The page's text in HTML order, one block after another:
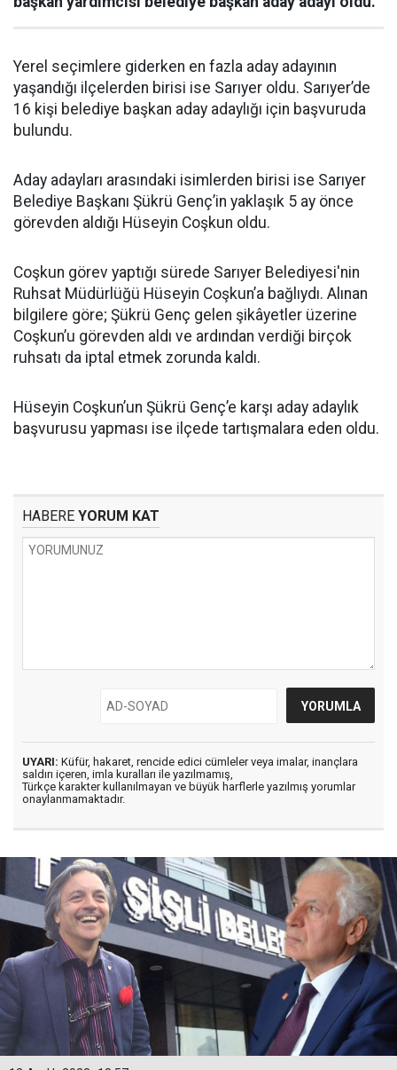
Yerel seçimlere giderken en fazla aday adayının
yaşandığı ilçelerden birisi ise Sarıyer oldu. Sarıyer’de
16 kişi belediye başkan aday adaylığı için başvuruda
bulundu.
Aday adayları arasındaki isimlerden birisi ise Sarıyer
Belediye Başkanı Şükrü Genç’in yaklaşık 5 ay önce
görevden aldığı Hüseyin Coşkun oldu.
Coşkun görev yaptığı sürede Sarıyer Belediyesi'nin
Ruhsat Müdürlüğü Hüseyin Coşkun’a bağlıydı. Alınan
bilgilere göre; Şükrü Genç gelen şikâyetler üzerine
Coşkun’u görevden aldı ve ardından verdiği birçok
ruhsatı da iptal etmek zorunda kaldı.
Hüseyin Coşkun’un Şükrü Genç’e karşı aday adaylık
başvurusu yapması ise ilçede tartışmalara eden oldu.
HABERE YORUM KAT
UYARI: Küfür, hakaret, rencide edici cümleler veya imalar, inançlara
saldırı içeren, imla kuralları ile yazılmamış,
Türkçe karakter kullanılmayan ve büyük harflerle yazılmış yorumlar
onaylanmamaktadır.